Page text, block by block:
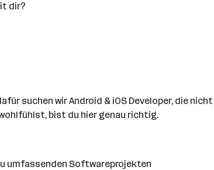
dir?
suchen wir Android & iOS Developer, die
bist du hier genau richtig.
umfassenden Softwareprojekten